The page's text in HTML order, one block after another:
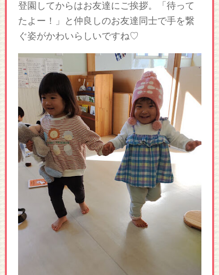
登園してからはお友達にご挨拶。「待って
たよー！」と仲良しのお友達同士で手を繋
ぐ姿がかわいらしいですね♡